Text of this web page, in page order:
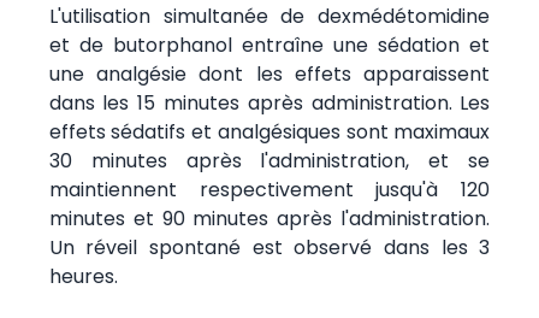
L'utilisation simultanée de dexmédétomidine
et de butorphanol entraîne une sédation et
une analgésie dont les effets apparaissent
dans les 15 minutes après administration. Les
effets sédatifs et analgésiques sont maximaux
30 minutes après l'administration, et se
maintiennent respectivement jusqu'à 120
minutes et 90 minutes après l'administration.
Un réveil spontané est observé dans les 3
heures.